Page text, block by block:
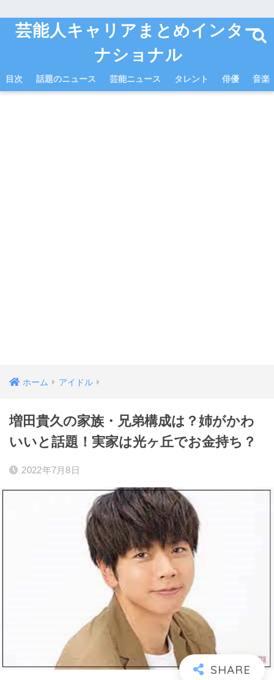
芸能人キャリアまとめインター
ナショナル
目次 話題のニュース 芸能ニュース タレント 俳優 音楽
ホーム アイドル
増田貴久の家族・兄弟構成は？姉がかわ
いいと話題！実家は光ヶ丘でお金持ち？
2022年7月8日